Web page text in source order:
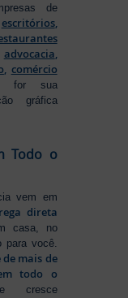
de
escritórios,
advocacia,
, comércio
for sua
gráfica
Todo o
vem em
direta
casa, no
para você.
de mais de
todo o
cresce